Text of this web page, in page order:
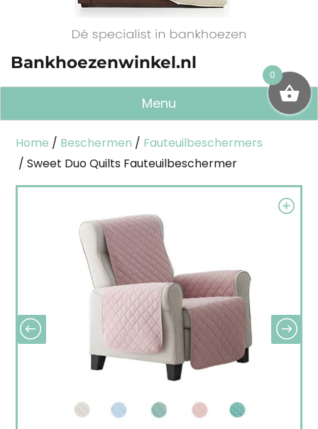
Bankhoezenwinkel.nl
Menu
Home / Beschermen / Fauteuilbeschermers
/ Sweet Duo Quilts Fauteuilbeschermer
0